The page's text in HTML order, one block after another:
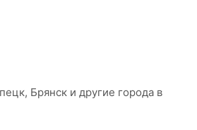
Брянск и другие города в